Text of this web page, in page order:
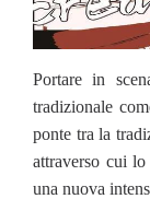
Portare in
tradizionale
ponte tra la
attraverso cui
una nuova